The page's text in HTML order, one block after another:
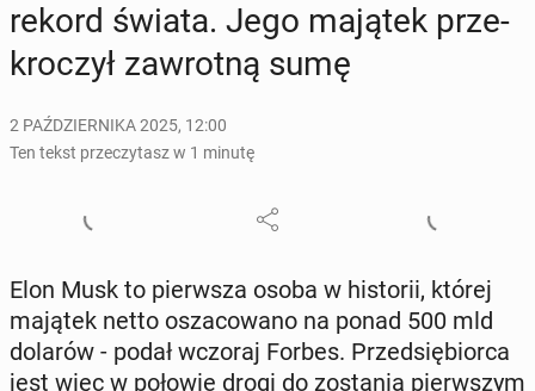
rekord świata. Jego majątek prze­
kro­czył za­wrot­ną sumę
2 PAŹDZIERNIKA 2025, 12:00
Ten tekst przeczytasz w 1 minutę
Elon Musk to pierw­sza osoba w hi­sto­rii, której
majątek netto osza­co­wa­no na ponad 500 mld
dolarów - podał wczoraj Forbes. Przed­się­bior­ca
jest więc w połowie drogi do zo­sta­nia pierw­szym